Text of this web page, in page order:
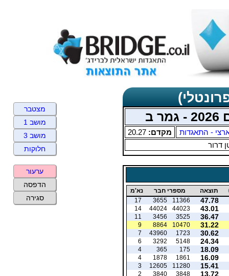
- התאגדות מקדם: 20.27
דרור
תוצאה מספרי חבר נא'מ
47.78
11366
3655
17
43.01
44023
44024
14
36.47
3525
3456
11
31.22
10470
8864
9
30.62
1723
43960
7
24.34
5148
3292
6
18.09
175
365
4
16.09
1861
1878
4
15.41
11280
12605
3
13.72
3848
3840
2
מצטבר
מושב 1
מושב 3
חלוקות
ערעור
הדפסה
סגירה